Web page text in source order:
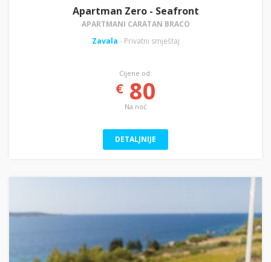
Apartman Zero - Seafront
APARTMANI CARATAN BRACO
Zavala - Privatni smještaj
Cijene od:
€80
Na noć
DETALJNIJE